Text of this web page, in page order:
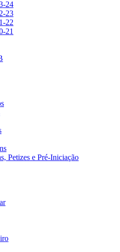
24
23
22
21
Petizes e Pré-Iniciação